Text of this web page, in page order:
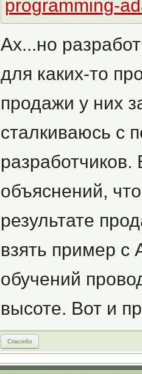
programming-
Ах...но
для каких-то
продажи у них
сталкиваюсь с
объяснений,
результате
взять пример с
обучений
высоте. Вот и
Спасибо